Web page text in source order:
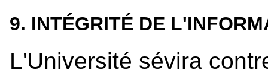
9. INTÉGRITÉ DE
L'Université sévira